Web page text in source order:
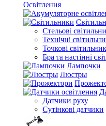
Освітлення
Стельові
Технічні
Точкові
Бра та настінні
Лампочки
Люстры
Датчики руху
Сутінкові датчики